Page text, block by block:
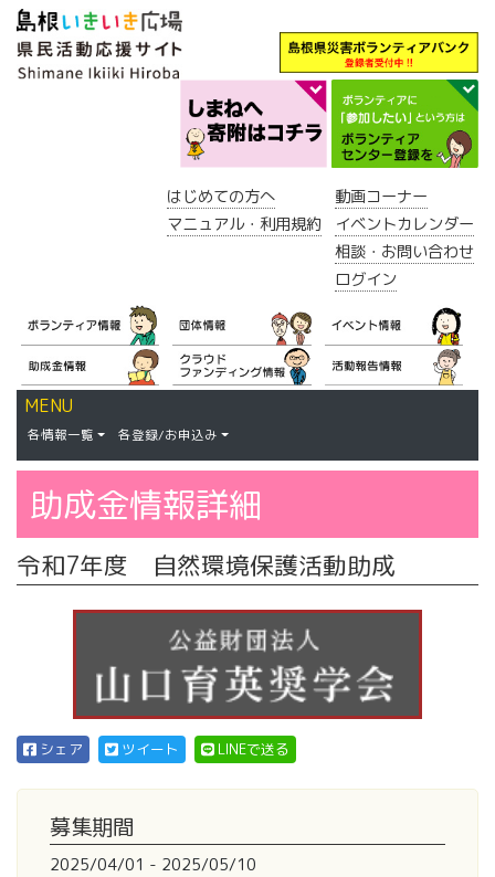
はじめての方へ
マニュアル・利用規約
動画コーナー
イベントカレンダー
相談・お問い合わせ
ログイン
MENU
各情報一覧 各登録/お申込み
助成金情報詳細
令和7年度 自然環境保護活動助成
シェア ツイート LINEで送る
募集期間
2025/04/01 - 2025/05/10